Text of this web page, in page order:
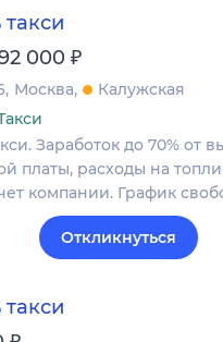
000 ₽
Москва
Калужская
Заработок до 70% от
платы, расходы на
компании. График
Откликнуться